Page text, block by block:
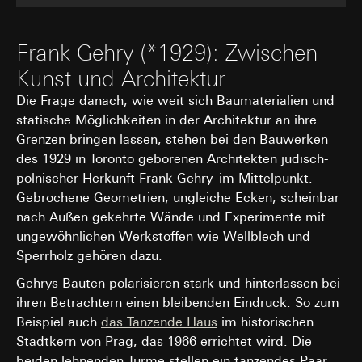
Frank Gehry (*1929): Zwischen
Kunst und Architektur
Die Frage danach, wie weit sich Baumaterialien und
statische Möglichkeiten in der Architektur an ihre
Grenzen bringen lassen, stehen bei den Bauwerken
des 1929 in Toronto geborenen Architekten jüdisch-
polnischer Herkunft Frank Gehry im Mittelpunkt.
Gebrochene Geometrien, ungleiche Ecken, scheinbar
nach Außen gekehrte Wände und Experimente mit
ungewöhnlichen Werkstoffen wie Wellblech und
Sperrholz gehören dazu.
Gehrys Bauten polarisieren stark und hinterlassen bei
ihren Betrachtern einen bleibenden Eindruck. So zum
Beispiel auch das Tanzende Haus im historischen
Stadtkern von Prag, das 1966 errichtet wird. Die
Datenverarbeitungszwecke
Empfänger:
interne Abteilungen, soweit Zugriff
für Aufgabenerfüllung erforderlich
Drittlandübermittlung:
keine
Lebensdauer des Cookies:
6 Monate
Informationen dazu, wie Google Ihre
Daten verarbeitet, finden Sie unter
https://business.safety.google/privacy
Drittlandübermittlung:
Drittland: USA
Angemessenheitsbeschluss/Garantien/
Standardvertragsklauseln, Kopie zu erfragen bei
Gira Giersiepen GmbH & Co. KG
, Einwilligung gem.
Lebensdauer des Cookies:
14 Monate
Vimeo
Kategorien personenbezogener Daten:
Privatkundenseite: IP-Adresse (anonymisiert),
des Websitebesuchers auf der Website, vom Nutzer
getätigte Mausbewegungen
Rechtsgrundlage und ggf. verfolgte berechtigte Interessen:
Einsatz des Dienstes: § 25 Abs. 1 S. 1 TDDDG
Folgeverarbeitung der personenbezogenen Daten: Art. 6
Abs. 1 lit. a DSGVO
Empfänger:
interne Abteilungen, soweit Zugriff für
erforderlich
Pinterest, Inc. (USA)
Drittlandübermittlung:
Drittland: USA
Angemessenheitsbeschluss/Garantien/
Standardvertragsklauseln, Kopie zu erfragen bei
Abs. 1 lit. a DSGVO
Lebensdauer des Cookies: 12 Monate
LinkedIn Insight Tag